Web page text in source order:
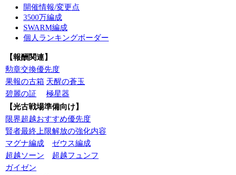
開催情報/変更点
3500万編成
SWARM編成
個人ランキングボーダー
【報酬関連】
勲章交換優先度
果報の古箱 天醒の蒼玉
碧麗の証
極星器
【光古戦場準備向け】
限界超越おすすめ優先度
賢者最終上限解放の強化内容
マグナ編成
ゼウス編成
超越ソーン
超越フュンフ
ガイゼン